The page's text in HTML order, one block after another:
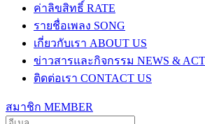
ค่าลิขสิทธิ์ RATE
รายชื่อเพลง SONG
เกี่ยวกับเรา ABOUT US
ข่าวสารและกิจกรรม NEWS &
ติดต่อเรา CONTACT US
สมาชิก MEMBER